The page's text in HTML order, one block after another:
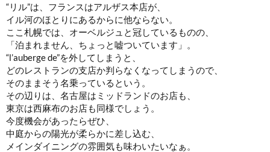
“リル”は、フランスはアルザス本店が、
イル河のほとりにあるからに他ならない。
ここ札幌では、オーベルジュと冠しているものの、
「泊まれません、ちょっと嘘ついています」。
“l’auberge de”を外してしまうと、
どのレストランの支店か判らなくなってしまうので、
そのままそう名乗っているという。
その辺りは、名古屋はミッドランドのお店も、
東京は西麻布のお店も同様でしょう。
今度機会があったらぜひ、
中庭からの陽光が柔らかに差し込む、
メインダイニングの雰囲気も味わいたいなぁ。